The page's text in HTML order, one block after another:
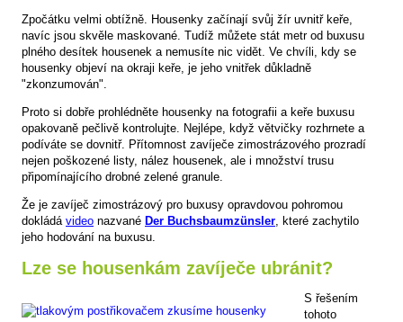
Zpočátku velmi obtížně. Housenky začínají svůj žír uvnitř keře,
navíc jsou skvěle maskované. Tudíž můžete stát metr od buxusu
plného desítek housenek a nemusíte nic vidět. Ve chvíli, kdy se
housenky objeví na okraji keře, je jeho vnitřek důkladně
"zkonzumován".
Proto si dobře prohlédněte housenky na fotografii a keře buxusu
opakovaně pečlivě kontrolujte. Nejlépe, když větvičky rozhrnete a
podíváte se dovnitř. Přítomnost zavíječe zimostrázového prozradí
nejen poškozené listy, nález housenek, ale i množství trusu
připomínajícího drobné zelené granule.
Že je zavíječ zimostrázový pro buxusy opravdovou pohromou
dokládá video nazvané Der Buchsbaumzünsler , které zachytilo
jeho hodování na buxusu.
Lze se housenkám zavíječe ubránit?
S řešením
tohoto